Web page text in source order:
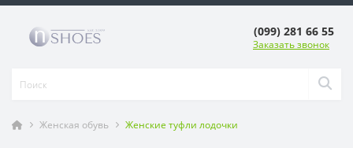
(099) 281 66 55
Заказать звонок
Женская обувь Женские туфли лодочки